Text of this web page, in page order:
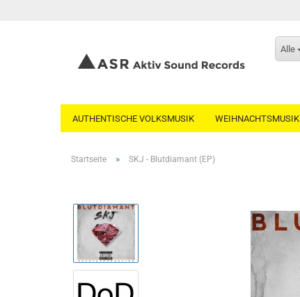
Alle
AUTHENTISCHE VOLKSMUSIK WEIHNACHTSMUSIK
Startseite » SKJ - Blutdiamant (EP)